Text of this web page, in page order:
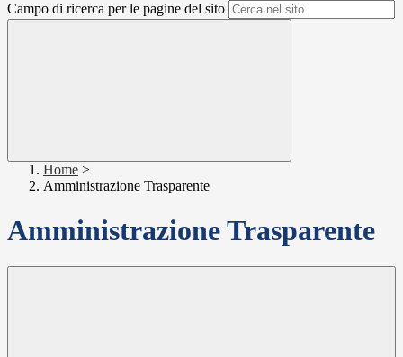
Campo di ricerca per le pagine del sito
Home >
Amministrazione Trasparente
Amministrazione Trasparente